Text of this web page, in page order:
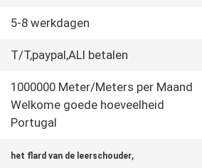
5-8 werkdagen
T/T,paypal,ALI betalen
1000000 Meter/Meters per Maand
Welkome goede hoeveelheid
Portugal
het flard van de leerschouder,